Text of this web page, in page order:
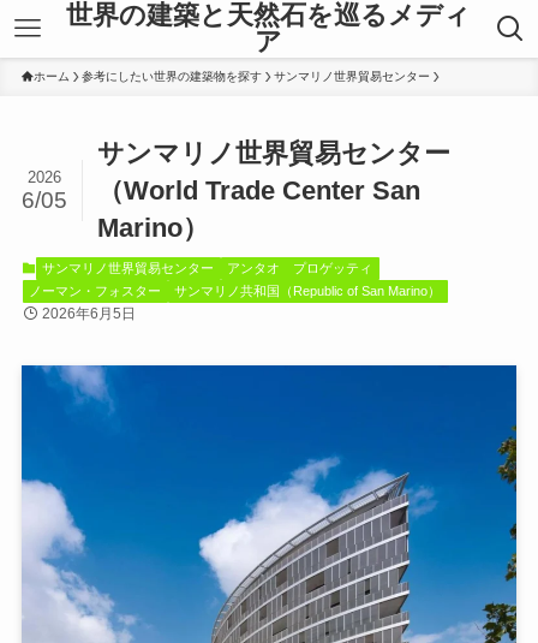
世界の建築と天然石を巡るメディ
ア
ホーム 参考にしたい世界の建築物を探す サンマリノ世界貿易センター
サンマリノ世界貿易センター
（World Trade Center San
Marino）
2026
6/05
サンマリノ世界貿易センター
アンタオ プロゲッティ
ノーマン・フォスター
サンマリノ共和国（Republic of San Marino）
2026年6月5日